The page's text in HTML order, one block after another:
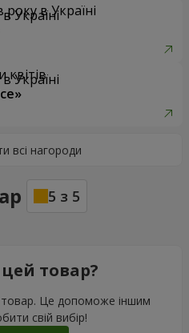
року в Україні
квітів
5 з 5
товар?
товар. Це допоможе іншим
свій вибір!